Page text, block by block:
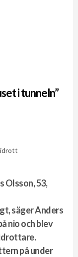
i tunneln”
Olsson, 53,
säger Anders
nio och blev
på under